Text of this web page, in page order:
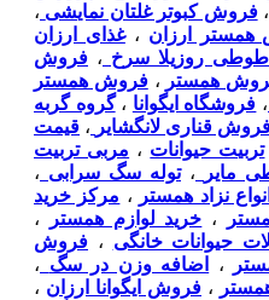
،فروش کبوتر غلتان نمایشی ،
ارزان ،غذای ارزان
روزیلا سرخ ، فروش
همستر ،فروش همستر
، فروشگاه ایگوانا ،گروه گربه
قناری لانگشایر ، قیمت
تربیت حیوانات ، مربی تربیت
مایر ،توله سگ سرابی ،
نزاد همستر ، مرکز خرید
، خرید لوازم همستر
،
حیوانات خانگی ، فروش
، اضافه وزن در سگ ،
، فروش ایگوانا ارزان ،